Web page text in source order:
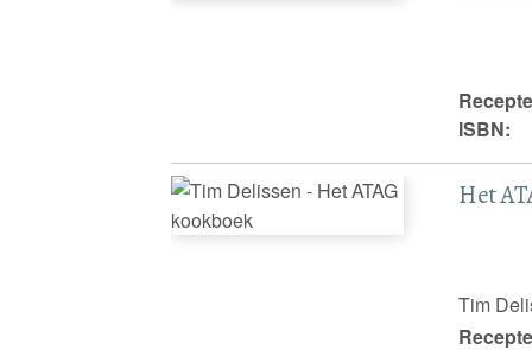
ISBN:
Het
Tim